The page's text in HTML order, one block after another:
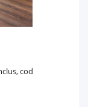
cod